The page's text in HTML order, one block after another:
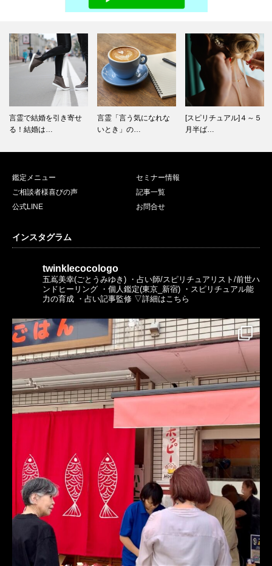
言霊「言う気になれな
いとき」の…
[スピリチュアル]４～５
月半ば…
[引寄せ成就]できないな
らとこ…
鑑定メニュー
セミナー情報
ご相談者様喜びの声
記事一覧
公式LINE
お問合せ
インスタグラム
twinklecocologo
五嶌美幸(ごとうみゆき) ・占い師/スピリチュアリスト/前世ハ
ンドヒーリング ・個人鑑定(東京_新宿) ・スピリチュアル能
力の育成 ・占い記事監修 ▽詳細はこちら